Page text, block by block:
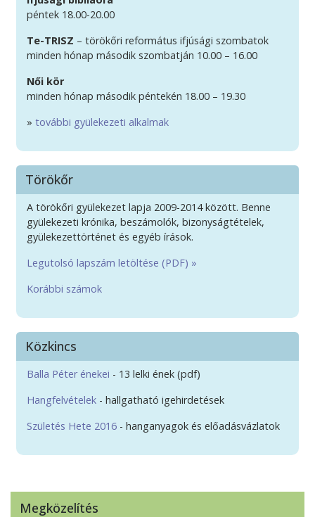
péntek 18.00-20.00
Te-TRISZ – törökőri református ifjúsági szombatok
minden hónap második szombatján 10.00 – 16.00
Női kör
minden hónap második péntekén 18.00 – 19.30
» további gyülekezeti alkalmak
Törökőr
A törökőri gyülekezet lapja 2009-2014 között. Benne
gyülekezeti krónika, beszámolók, bizonyságtételek,
gyülekezettörténet és egyéb írások.
Legutolsó lapszám letöltése (PDF) »
Korábbi számok
Közkincs
Balla Péter énekei - 13 lelki ének (pdf)
Hangfelvételek - hallgatható igehirdetések
Születés Hete 2016 - hanganyagok és előadásvázlatok
Megközelítés